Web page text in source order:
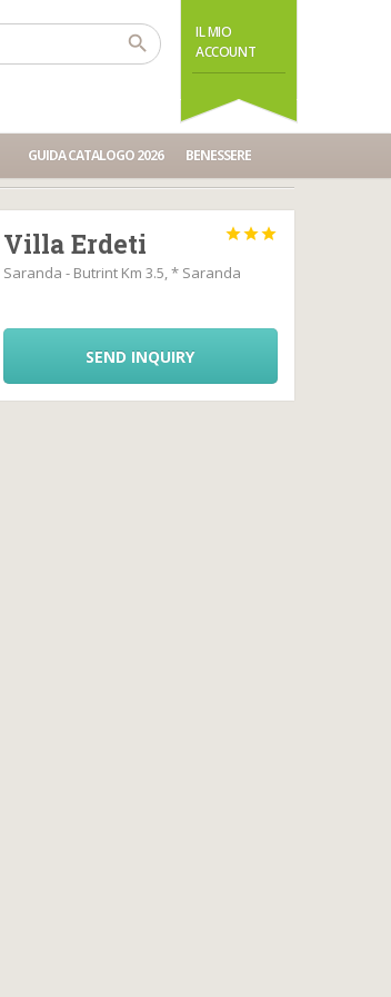
IL MIO
ACCOUNT
GUIDA CATALOGO 2026 BENESSERE
Villa Erdeti 
Saranda - Butrint Km 3.5, * Saranda
SEND INQUIRY